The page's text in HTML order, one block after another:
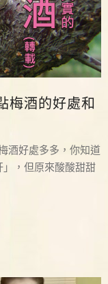
梅酒的好處和
酒好處多多，你知道
，但原來酸酸甜甜